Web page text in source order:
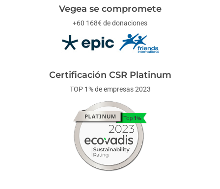
Vegea se compromete
+60 168€ de donaciones
Certificación CSR Platinum
TOP 1% de empresas 2023